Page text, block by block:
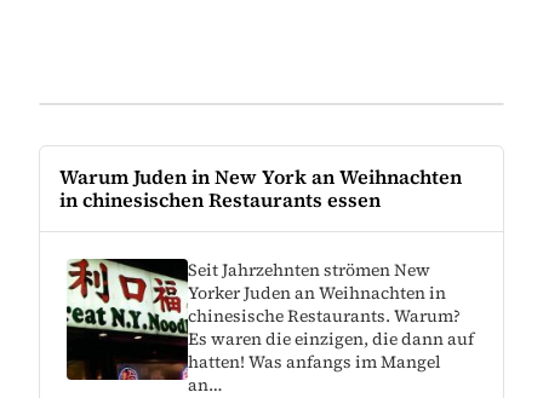
Warum Juden in New York an Weihnachten
in chinesischen Restaurants essen
Seit Jahrzehnten strömen New
Yorker Juden an Weihnachten in
chinesische Restaurants. Warum?
Es waren die einzigen, die dann auf
hatten! Was anfangs im Mangel
an…